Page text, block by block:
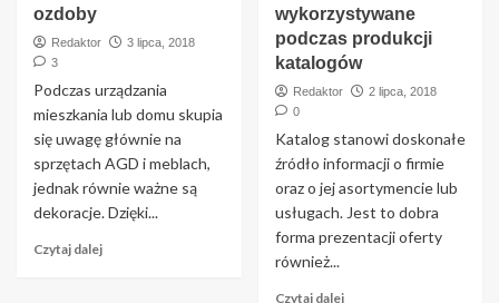
ozdoby
Redaktor
3 lipca, 2018
3
Podczas urządzania
mieszkania lub domu skupia
się uwagę głównie na
sprzętach AGD i meblach,
jednak równie ważne są
dekoracje. Dzięki...
Czytaj dalej
wykorzystywane
podczas produkcji
katalogów
Redaktor
2 lipca, 2018
0
Katalog stanowi doskonałe
źródło informacji o firmie
oraz o jej asortymencie lub
usługach. Jest to dobra
forma prezentacji oferty
również...
Czytaj dalej